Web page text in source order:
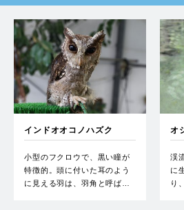
インドオオコノハズク
小型のフクロウで、黒い瞳が
特徴的。頭に付いた耳のよう
に見える羽は、羽角と呼ば…
オ
渓
に
り